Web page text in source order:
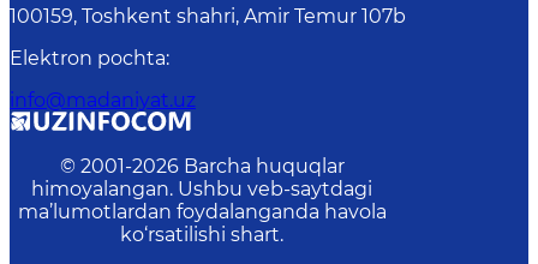
100159, Toshkent shahri, Amir Temur 107b
Elektron pochta:
info@madaniyat.uz
© 2001-2026 Barcha huquqlar
himoyalangan. Ushbu veb-saytdagi
ma’lumotlardan foydalanganda havola
ko‘rsatilishi shart.